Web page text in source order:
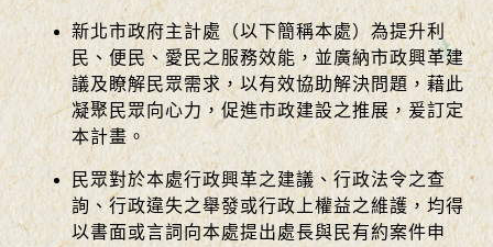
新北市政府主計處（以下簡稱本處）為提升利
民、便民、愛民之服務效能，並廣納市政興革建
議及瞭解民眾需求，以有效協助解決問題，藉此
凝聚民眾向心力，促進市政建設之推展，爰訂定
本計畫。
民眾對於本處行政興革之建議、行政法令之查
詢、行政違失之舉發或行政上權益之維護，均得
以書面或言詞向本處提出處長與民有約案件申